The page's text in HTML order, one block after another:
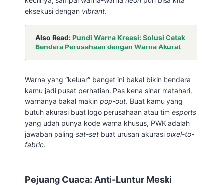
eksekusi dengan vibrant.
Also Read:Pundi Warna Kreasi: Solusi Cetak
Bendera Perusahaan dengan Warna Akurat
Warna yang “keluar” banget ini bakal bikin bendera
kamu jadi pusat perhatian. Pas kena sinar matahari,
warnanya bakal makin pop-out. Buat kamu yang
butuh akurasi buat logo perusahaan atau tim esports
yang udah punya kode warna khusus, PWK adalah
jawaban paling sat-set buat urusan akurasi pixel-to-
fabric.
Pejuang Cuaca: Anti-Luntur Meski